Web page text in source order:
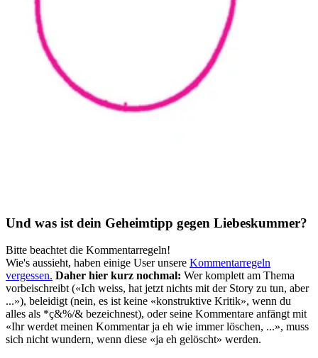
Und was ist dein Geheimtipp gegen Liebeskummer?
Bitte beachtet die Kommentarregeln!
Wie's aussieht, haben einige User unsere Kommentarregeln
vergessen. Daher hier kurz nochmal: Wer komplett am Thema
vorbeischreibt («Ich weiss, hat jetzt nichts mit der Story zu tun, aber
...»), beleidigt (nein, es ist keine «konstruktive Kritik», wenn du
alles als *ç&%/& bezeichnest), oder seine Kommentare anfängt mit
«Ihr werdet meinen Kommentar ja eh wie immer löschen, ...», muss
sich nicht wundern, wenn diese «ja eh gelöscht» werden.